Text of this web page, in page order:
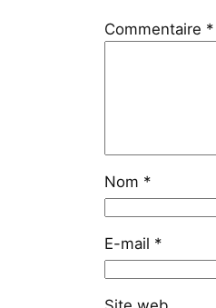
Commentaire *
Nom *
E-mail *